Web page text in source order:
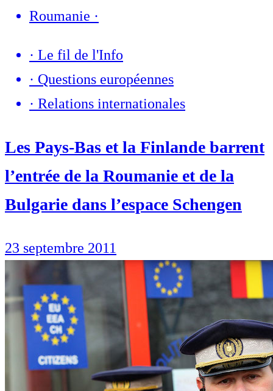
Roumanie ·
· Le fil de l'Info
· Questions européennes
· Relations internationales
Les Pays-Bas et la Finlande barrent
l’entrée de la Roumanie et de la
Bulgarie dans l’espace Schengen
23 septembre 2011